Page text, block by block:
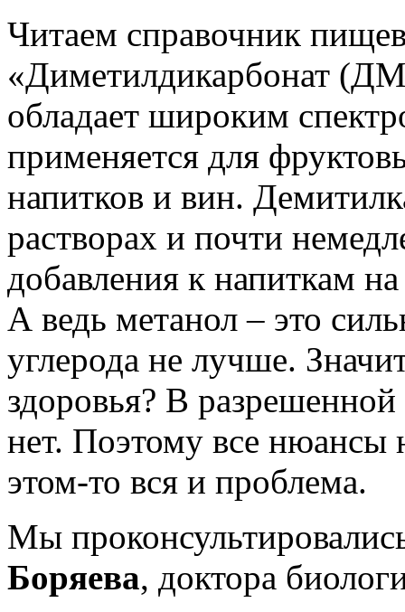
Читаем справочник
«Диметилдикарбонат
обладает широким
применяется для
напитков и вин.
растворах и почти
добавления к напиткам
А ведь метанол – это
углерода не лучше.
здоровья? В
нет. Поэтому все нюансы
этом-то вся и проблема.
Мы
Боряева, доктора